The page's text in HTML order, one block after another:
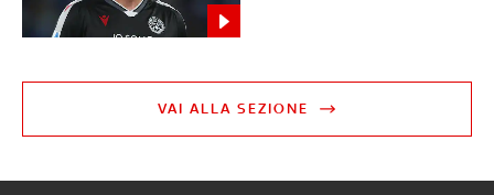
VAI ALLA SEZIONE